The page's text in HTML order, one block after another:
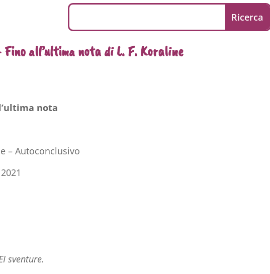
Fino all’ultima nota di L. F. Koraline
nota
– Autoconclusivo
sventure.